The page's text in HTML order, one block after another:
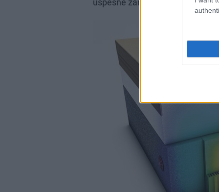
úspešne zamedzí možnej